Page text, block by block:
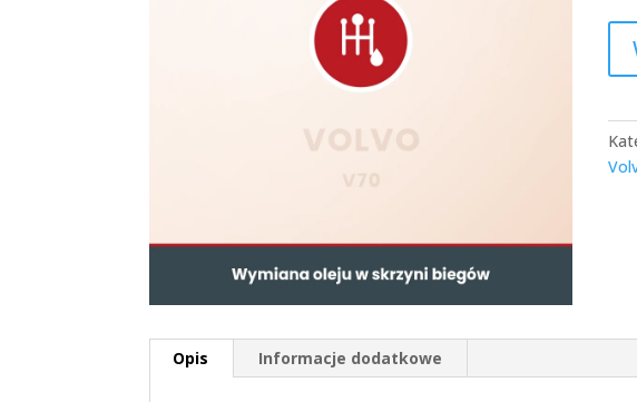
Opis Informacje dodatkowe